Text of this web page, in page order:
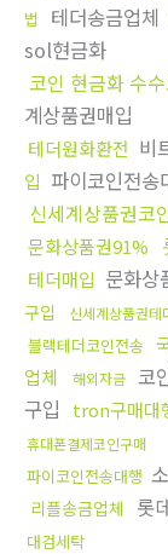
법
테더송금업체
sol현금화
코인 현금화 수
계상품권매입
테더원화환전 비
입 파이코인전송
신세계상품권코
문화상품권91%
테더매입 문화상
구입
신세계상품권테
블랙테더코인전송
업체
해외자금 코
구입
tron구매대
휴대폰결제코인구매
파이코인전송대행
리플송금업체 롯
대검세탁